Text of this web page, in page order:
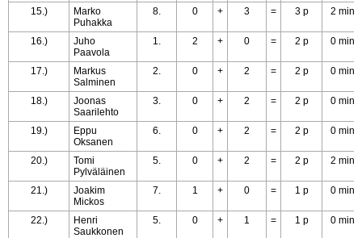
15.)
Marko
Puhakka
8. 0 + 3 = 3 p 2 min
16.)
Juho
Paavola
1. 2 + 0 = 2 p 0 min
17.)
Markus
Salminen
2. 0 + 2 = 2 p 0 min
18.)
Joonas
Saarilehto
3. 0 + 2 = 2 p 0 min
19.)
Eppu
Oksanen
6. 0 + 2 = 2 p 0 min
20.)
Tomi
Pylväläinen
5. 0 + 2 = 2 p 2 min
21.)
Joakim
Mickos
7. 1 + 0 = 1 p 0 min
22.)
Henri
Saukkonen
5. 0 + 1 = 1 p 0 min